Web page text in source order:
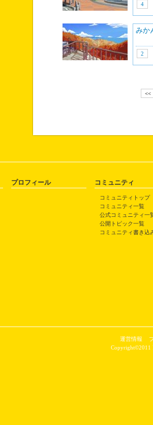
4
みか
2
<<
プロフィール コミュニティ
コミュニティトップ
コミュニティ一覧
公式コミュニティ一
公開トピック一覧
コミュニティ書き込
運営情報
Copyright©2011